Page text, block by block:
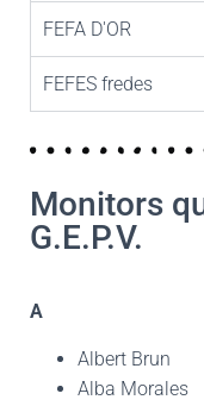
FEFA D'OR
FEFES fredes
Monitors
G.E.P.V.
A
Albert Brun
Alba Morales